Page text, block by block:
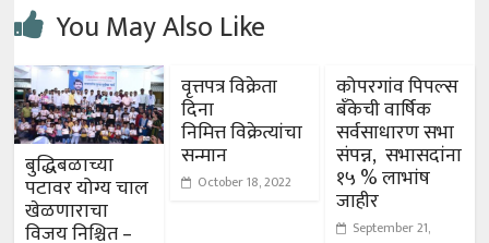
You May Also Like
बुद्धिबळाच्या
पटावर योग्य चाल
खेळणाराचा
विजय निश्चित –
वृत्तपत्र विक्रेता
दिना
निमित्त विक्रेत्यांचा
सन्मान
October 18, 2022
कोपरगांव पिपल्स
बँकेची वार्षिक
सर्वसाधारण सभा
संपन्न, सभासदांना
१५ % लाभांष
जाहीर
September 21,